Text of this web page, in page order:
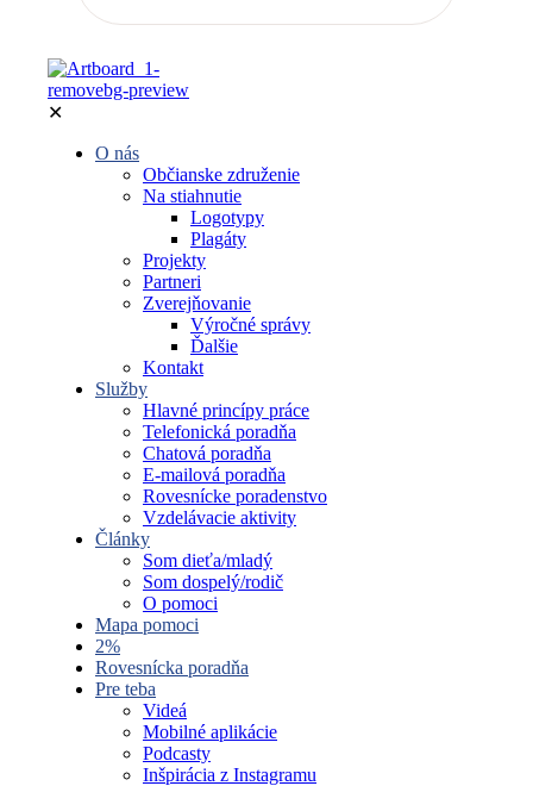
✕
O nás
Občianske združenie
Na stiahnutie
Logotypy
Plagáty
Projekty
Partneri
Zverejňovanie
Výročné správy
Ďalšie
Kontakt
Služby
Hlavné princípy práce
Telefonická poradňa
Chatová poradňa
E-mailová poradňa
Rovesnícke poradenstvo
Vzdelávacie aktivity
Články
Som dieťa/mladý
Som dospelý/rodič
O pomoci
Mapa pomoci
2%
Rovesnícka poradňa
Pre teba
Videá
Mobilné aplikácie
Podcasty
Inšpirácia z Instagramu